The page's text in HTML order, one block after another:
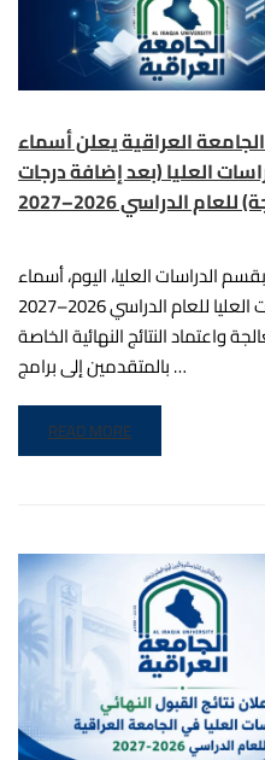
العراقية
وبإشراف
الأستاذ
علون المحترم، اختُتمت...
العراقية يعلن أسماء
العليا (بعد إضافة درجات
الدراسي 2026–2027
الدراسات العليا، اليوم، أسماء
الطلبة المقبولين في برامج الدراسات العليا للعام الدراسي 2026–2027
واعتماد النتائج النهائية الخاصة
بالمتقدمين إلى برامج …
READ MORE